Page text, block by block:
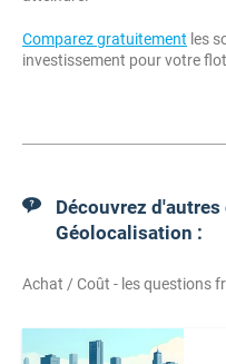
Comparez gratuitement les
investissement pour votre
Découvrez
Géolocalisation :
Achat / Coût - les questions